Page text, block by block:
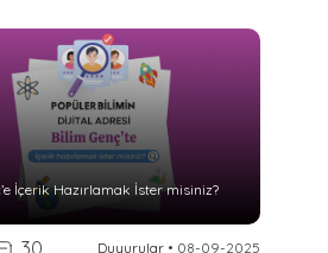
İçerik Hazırlamak İster misiniz?
Duyurular• 08-09-2025